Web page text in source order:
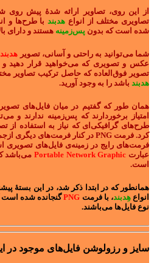
از این روی، تصاویر ارائه شدۀ پیش روی
تصاویری مختلف از انواع هدبند با طرح‌ها و
شده است که بدون پس‌زمینه هستند و دارای
شما می‌توانید به راحتی و آسانی، تصویر هدبند
عکس و تصویری که می‌خواهید قرار دهید و
تصویر فوق‌العاده که حاصل ترکیب تصاویر
هدبند باشد را به وجود آورید.
همان طور که گفتیم در میان فایل‌های
امتیاز برخوردارند که پس‌زمینه ندارند و
طرح‌های گرافیکی‌ای که نیاز به استفاده از
کرد. فرمت PNG در کنار فرمت‌های دیگری ازجمله
عبارت Portable Network Graphicمی‌باشد
است.
همانطور که در ابتدا ذکر شد، در این بستۀ
انواعهِدبند، با فرمت PNGگنجانده شده است
نوع فایل‌ها می‌باشند.
سایز و رزولوشن فایل‌های موجود در